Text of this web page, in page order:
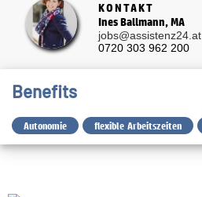
KONTAKT
Ines Ballmann, MA
jobs@assistenz24.at
0720 303 962 200
Benefits
Autonomie flexible Arbeitszeiten